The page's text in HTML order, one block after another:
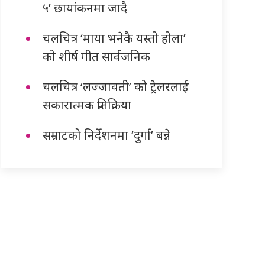
५’ छायांकनमा जादै
चलचित्र ‘माया भनेकै यस्तो होला’
को शीर्ष गीत सार्वजनिक
चलचित्र ‘लज्जावती’ को ट्रेलरलाई
सकारात्मक प्रतिक्रिया
सम्राटको निर्देशनमा ‘दुर्गा’ बन्ने